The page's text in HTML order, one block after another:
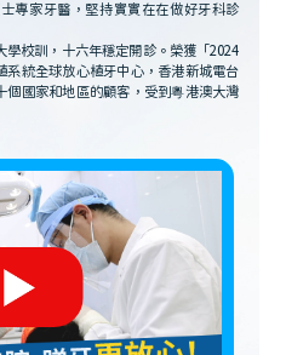
專家牙醫，堅持實實在在做好牙科診
校訓，十六年穩定開診。榮獲「2024
系統全球放心植牙中心，香港新城電台
個國家和地區的顧客，受到粵港澳大灣